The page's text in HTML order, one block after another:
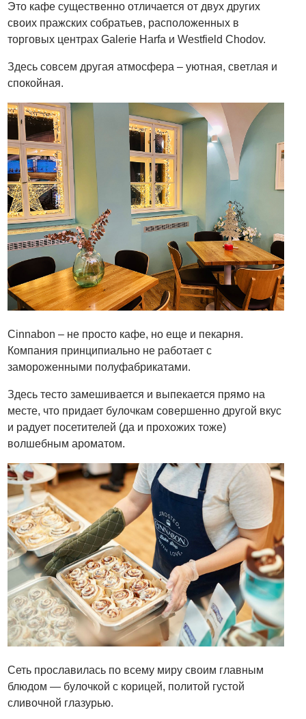
Это кафе существенно отличается от двух других
своих пражских собратьев, расположенных в
торговых центрах Galerie Harfa и Westfield Chodov.
Здесь совсем другая атмосфера – уютная, светлая и
спокойная.
Cinnabon – не просто кафе, но еще и пекарня.
Компания принципиально не работает с
замороженными полуфабрикатами.
Здесь тесто замешивается и выпекается прямо на
месте, что придает булочкам совершенно другой вкус
и радует посетителей (да и прохожих тоже)
волшебным ароматом.
Сеть прославилась по всему миру своим главным
блюдом — булочкой с корицей, политой густой
сливочной глазурью.